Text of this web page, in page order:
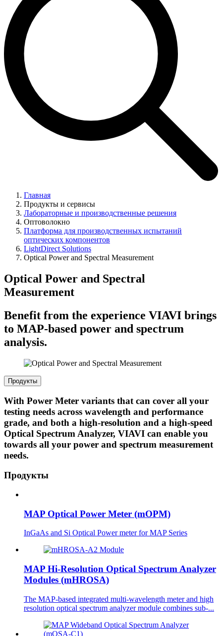
Главная
Продукты и сервисы
Лабораторные и производственные решения
Оптоволокно
Платформа для производственных испытаний
оптических компонентов
LightDirect Solutions
Optical Power and Spectral Measurement
Optical Power and Spectral
Measurement
Benefit from the experience VIAVI brings
to MAP-based power and spectrum
analysis.
Продукты
With Power Meter variants that can cover all your
testing needs across wavelength and performance
grade, and both a high-resolution and a high-speed
Optical Spectrum Analyzer, VIAVI can enable you
towards all your power and spectrum measurement
needs.
Продукты
MAP Optical Power Meter (mOPM)
InGaAs and Si Optical Power meter for MAP Series
MAP Hi-Resolution Optical Spectrum Analyzer
Modules (mHROSA)
​The MAP-based integrated multi-wavelength meter and high
resolution optical spectrum analyzer module combines sub-...